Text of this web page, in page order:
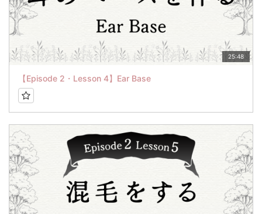
25:48
【Episode 2・Lesson 4】Ear Base